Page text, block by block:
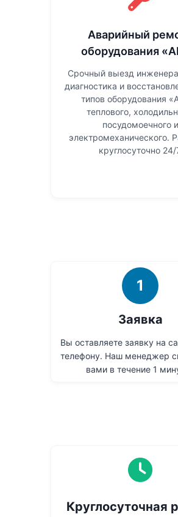
Аварийный
оборудования
Срочный выезд
диагностика и
типов оборудования
теплового,
посудомоечного и
электромеханического.
круглосуточно 24/
1
Заявка
Вы оставляете заявку на
телефону. Наш менеджер
вами в течение 1
Круглосуточная